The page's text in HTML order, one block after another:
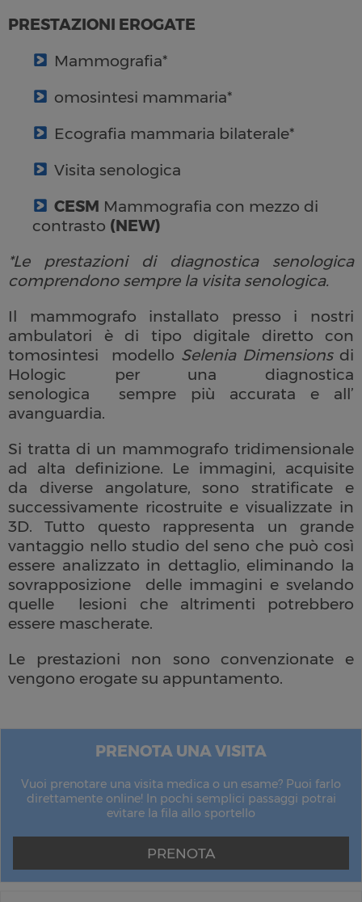
PRENOTA UNA VISITA
Vuoi prenotare una visita medica o un esame? Puoi farlo
direttamente online! In pochi semplici passaggi potrai
evitare la fila allo sportello
PRENOTA
PRESTAZIONI EROGATE
Mammografia*
omosintesi mammaria*
Ecografia mammaria bilaterale*
Visita senologica
CESM Mammografia con mezzo di
contrasto (NEW)
*Le prestazioni di diagnostica senologica
comprendono sempre la visita senologica.
Il mammografo installato presso i nostri
ambulatori è di tipo digitale diretto con
tomosintesi modello Selenia Dimensionsdi
Hologic per una diagnostica
senologica sempre più accurata e all’
avanguardia.
Si tratta di un mammografo tridimensionale
ad alta definizione. Le immagini, acquisite
da diverse angolature, sono stratificate e
successivamente ricostruite e visualizzate in
3D. Tutto questo rappresenta un grande
vantaggio nello studio del seno che può così
essere analizzato in dettaglio, eliminando la
sovrapposizione delle immagini e svelando
quelle lesioni che altrimenti potrebbero
essere mascherate.
Le prestazioni non sono convenzionate e
vengono erogate su appuntamento.